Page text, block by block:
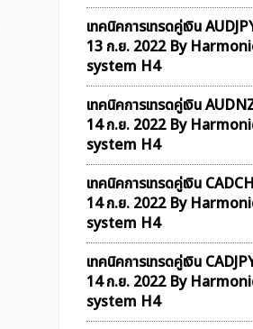
เทคนิคการเทรดคู่เงิน
13 ก.ย. 2022 By
system H4
เทคนิคการเทรดคู่เงิน
14 ก.ย. 2022 By
system H4
เทคนิคการเทรดคู่เงิน
14 ก.ย. 2022 By
system H4
เทคนิคการเทรดคู่เงิน
14 ก.ย. 2022 By
system H4